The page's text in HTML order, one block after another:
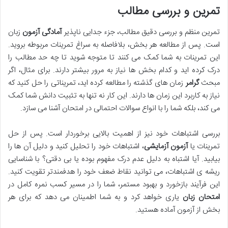
تمرین و بررسی مطالب
تمرین منظم و بررسی دقیق مطالب، جزء جدایی ناپذیرآمادگی آزمون زبان
است. پس از مطالعه هر بخش، بلافاصله به سراغ تمرینات مربوطه بروید.
این تمرینات به شما کمک می کنند تا متوجه شوید تا چه حد مطالب را
درک کرده اید و کدام بخش ها نیاز به مرور بیشتر دارند. برای مثال، اگر
مبحثگرامر زمان های گذشته را مطالعه کرده اید، تمریناتی را حل کنید که
نیاز به کاربرد این زمان ها دارند. این کار نه تنها به تثبیت دانش شما کمک
می کند، بلکه شما را با انواع سوالات احتمالی در امتحان آشنا می سازد.
بررسی اشتباهات خود نیز از اهمیت بالایی برخوردار است. پس از حل
تمرینات یاآزمون آزمایشی، اشتباهات خود را تحلیل کنید و دلیل آن ها را
بیابید. آیا اشتباه به دلیل عدم درک مفهوم بوده یا بی دقتی؟ با شناسایی
ریشه ی اشتباهات، می توانید نقاط ضعف خود را هدفمندتر تقویت کنید.
این فرآیند بازخورد و بهبود مستمر، شما را در مسیر کسب نمره کامل در
امتحان زبان یاری خواهد کرد و به شما اطمینان می دهد که برای هر
بخش از آزمون آماده هستید.